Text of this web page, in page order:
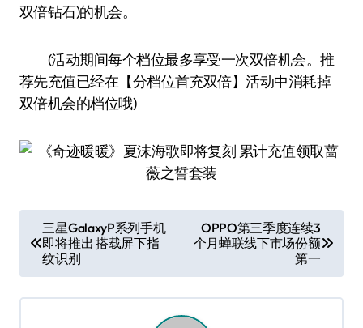
双倍钻石)的机会。
(活动期间每个档位最多享受一次双倍机会。推
荐先充值已经在【分档位首充双倍】活动中消耗掉
双倍机会的档位哦)
章
导
航
三星GalaxyP系列手机
即将推出 搭载屏下指
纹识别
OPPO第三季度连续3
个月蝉联线下市场份额
第一